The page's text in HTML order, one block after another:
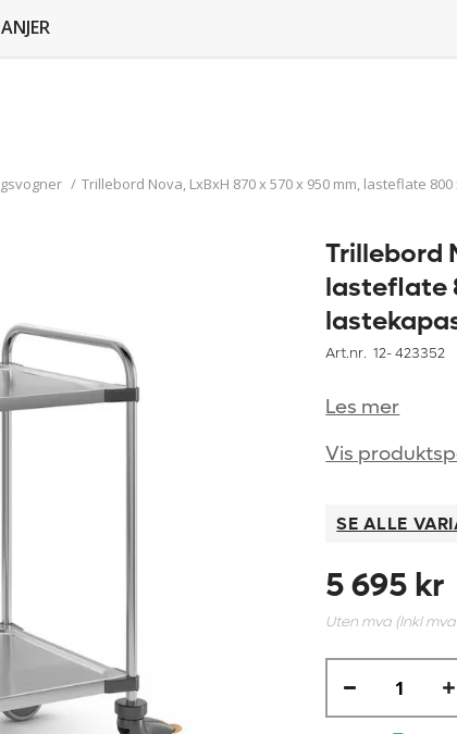
/ Trillebord Nova, LxBxH 870 x 570 x 950 mm, lasteflate
Trillebord
lasteflate
Art.nr. 12-423352
Les mer
Vis
SE ALLE
5 695 kr
Uten mva (Inkl mva